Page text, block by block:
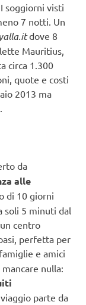
soggiorni visti
7 notti. Un
dove 8
Mauritius,
circa 1.300
quote e costi
2013 ma
da
alle
di 10 giorni
soli 5 minuti dal
centro
perfetta per
e amici
nulla:
parte da